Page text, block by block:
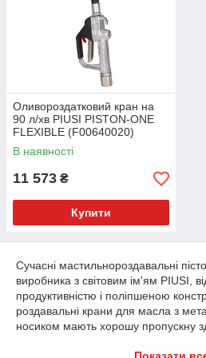
обладнання в нашому
Роздавальний обладнання, яке
магазині, є оригінальною
підтверджується сертифікатами і
нам гарантувати відповідність
параметрам, зокрема потужності і
якість і тривалий термін експлуатації.
варіант пістолетів, а також
Оливороздатковий кран на
90 л/хв PIUSI PISTON-ONE
FLEXIBLE (F00640020)
В наявності
11 573 ₴
Купити
Сучасні мастильнороздавальні
виробника з світовим ім'ям PIUSI,
продуктивністю і поліпшеною
роздавальні крани для масла з
носиком мають хорошу пропускну